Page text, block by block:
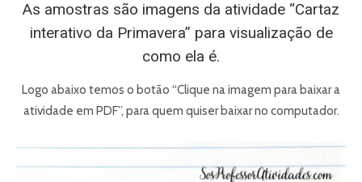
As amostras são imagens da atividade “Cartaz
interativo da Primavera” para visualização de
como ela é.
Logo abaixo temos o botão “Clique na imagem para baixar a
atividade em PDF”, para quem quiser baixar no computador.